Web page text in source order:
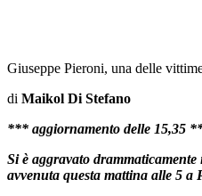
Giuseppe Pieroni, una delle
di Maikol Di Stefano
*** aggiornamento delle 15,35
Si è aggravato
avvenuta questa mattina alle 5 a